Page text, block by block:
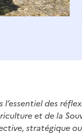
des
et de la
stratégique